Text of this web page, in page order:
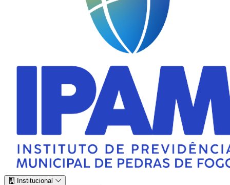
Institucional